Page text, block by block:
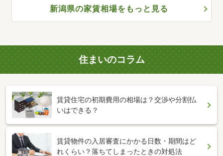
新潟県の家賃相場をもっと見る
住まいのコラム
賃貸住宅の初期費用の相場は？交渉や分割払
いはできる？
賃貸物件の入居審査にかかる日数・期間はど
れくらい？落ちてしまったときの対処法